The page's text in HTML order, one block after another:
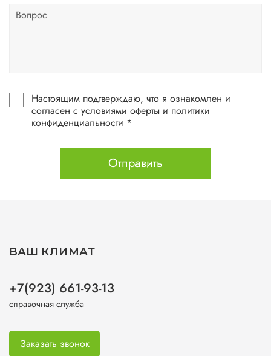
Настоящим подтверждаю, что я ознакомлен и
согласен с условиями оферты и политики
конфиденциальности *
Отправить
ВАШ КЛИМАТ
+7(923) 661-93-13
справочная служба
Заказать звонок